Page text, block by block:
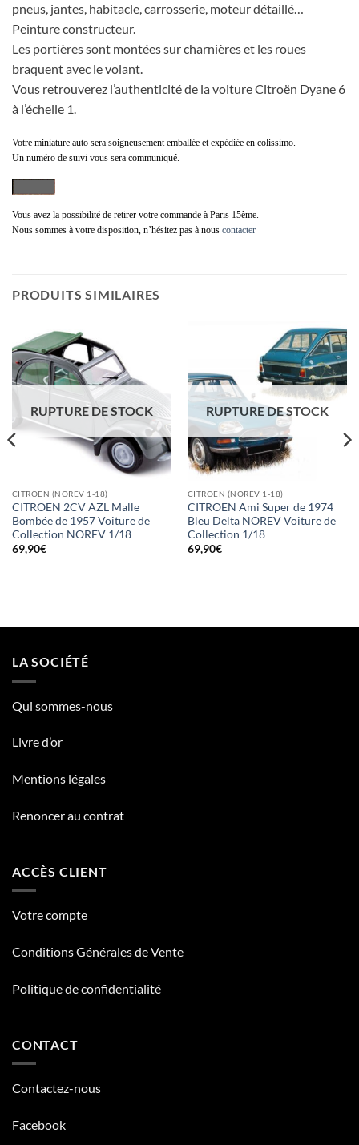
pneus, jantes, habitacle, carrosserie, moteur détaillé…
Peinture constructeur.
Les portières sont montées sur charnières et les roues
braquent avec le volant.
Vous retrouverez l’authenticité de la voiture Citroën Dyane 6
à l’échelle 1.
Votre miniature auto sera soigneusement emballée et expédiée en colissimo.
Un numéro de suivi vous sera communiqué.
Vous avez la possibilité de retirer votre commande à Paris 15ème.
Nous sommes à votre disposition, n’hésitez pas à nous contacter
PRODUITS SIMILAIRES
RUPTURE DE STOCK
CITROËN (NOREV 1-18)
CITROËN 2CV AZL Malle
Bombée de 1957 Voiture de
Collection NOREV 1/18
69,90€
RUPTURE DE STOCK
CITROËN (NOREV 1-18)
CITROËN Ami Super de 1974
Bleu Delta NOREV Voiture de
Collection 1/18
69,90€
LA SOCIÉTÉ
Qui sommes-nous
Livre d’or
Mentions légales
Renoncer au contrat
ACCÈS CLIENT
Votre compte
Conditions Générales de Vente
Politique de confidentialité
CONTACT
Contactez-nous
Facebook